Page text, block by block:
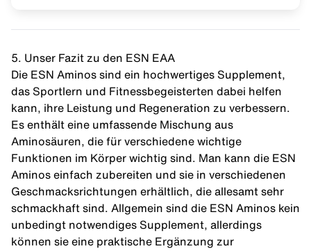
5. Unser Fazit zu den ESN EAA
Die ESN Aminos sind ein hochwertiges Supplement,
das Sportlern und Fitnessbegeisterten dabei helfen
kann, ihre Leistung und Regeneration zu verbessern.
Es enthält eine umfassende Mischung aus
Aminosäuren, die für verschiedene wichtige
Funktionen im Körper wichtig sind. Man kann die ESN
Aminos einfach zubereiten und sie in verschiedenen
Geschmacksrichtungen erhältlich, die allesamt sehr
schmackhaft sind. Allgemein sind die ESN Aminos kein
unbedingt notwendiges Supplement, allerdings
können sie eine praktische Ergänzung zur